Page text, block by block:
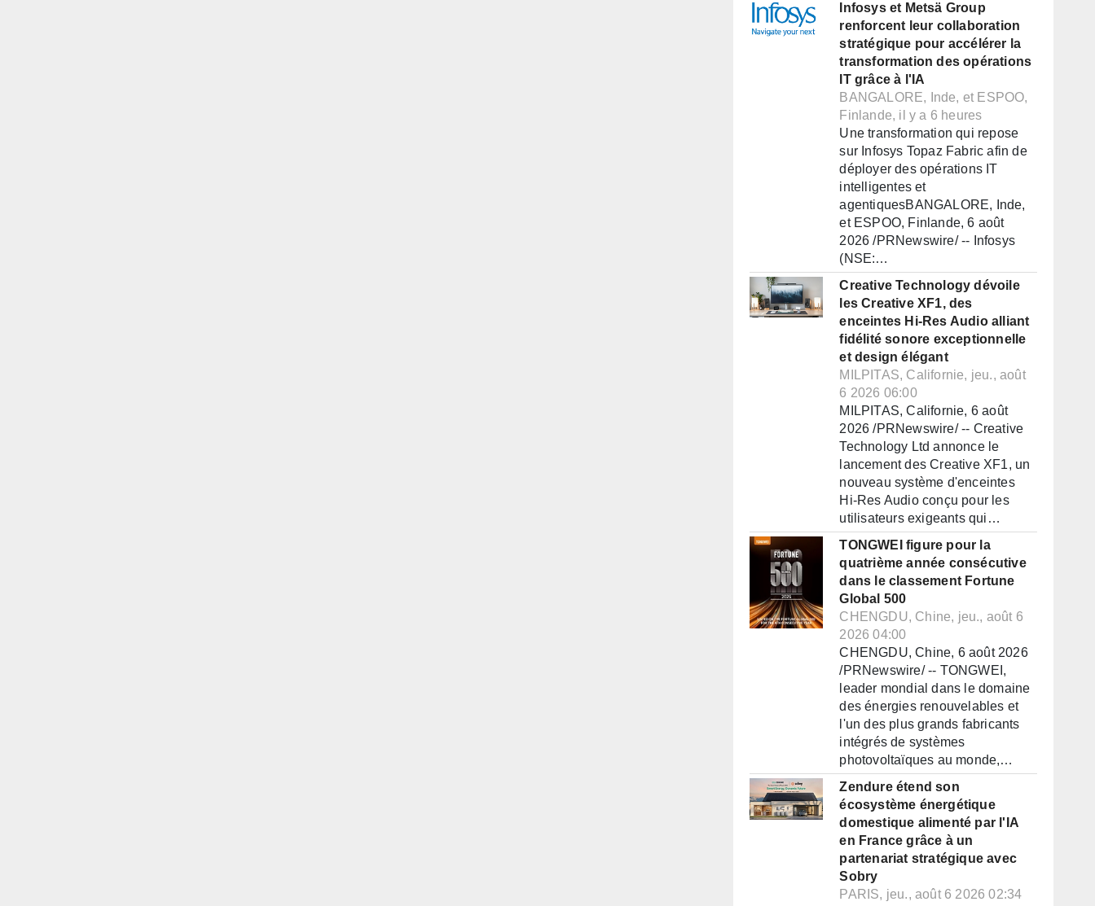
Infosys et Metsä Group
renforcent leur collaboration
stratégique pour accélérer la
transformation des opérations
IT grâce à l'IA
BANGALORE, Inde, et ESPOO,
Finlande, il y a 6 heures
Une transformation qui repose
sur Infosys Topaz Fabric afin de
déployer des opérations IT
intelligentes et
agentiquesBANGALORE, Inde,
et ESPOO, Finlande, 6 août
2026 /PRNewswire/ -- Infosys
(NSE:…
Creative Technology dévoile
les Creative XF1, des
enceintes Hi-Res Audio alliant
fidélité sonore exceptionnelle
et design élégant
MILPITAS, Californie, jeu., août
6 2026 06:00
MILPITAS, Californie, 6 août
2026 /PRNewswire/ -- Creative
Technology Ltd annonce le
lancement des Creative XF1, un
nouveau système d'enceintes
Hi-Res Audio conçu pour les
utilisateurs exigeants qui…
TONGWEI figure pour la
quatrième année consécutive
dans le classement Fortune
Global 500
CHENGDU, Chine, jeu., août 6
2026 04:00
CHENGDU, Chine, 6 août 2026
/PRNewswire/ -- TONGWEI,
leader mondial dans le domaine
des énergies renouvelables et
l'un des plus grands fabricants
intégrés de systèmes
photovoltaïques au monde,…
Zendure étend son
écosystème énergétique
domestique alimenté par l'IA
en France grâce à un
partenariat stratégique avec
Sobry
PARIS, jeu., août 6 2026 02:34